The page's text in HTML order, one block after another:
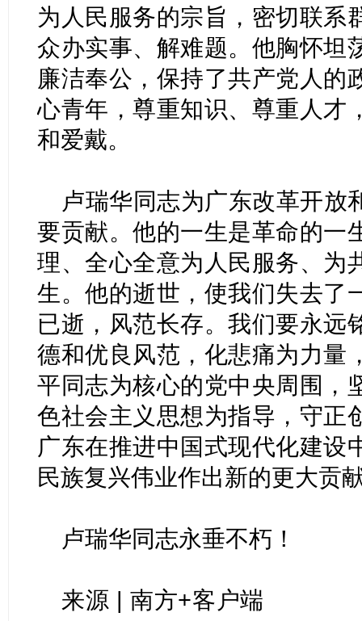
为人民服务的宗旨，密切联系
众办实事、解难题。他胸怀坦
廉洁奉公，保持了共产党人的
心青年，尊重知识、尊重人才
和爱戴。
卢瑞华同志为广东改革开放
要贡献。他的一生是革命的一
理、全心全意为人民服务、为
生。他的逝世，使我们失去了
已逝，风范长存。我们要永远
德和优良风范，化悲痛为力量
平同志为核心的党中央周围，
色社会主义思想为指导，守正
广东在推进中国式现代化建设
民族复兴伟业作出新的更大贡
卢瑞华同志永垂不朽！
来源 | 南方+客户端